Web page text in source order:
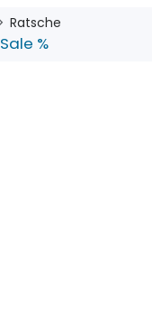
Ratsche
Sale %